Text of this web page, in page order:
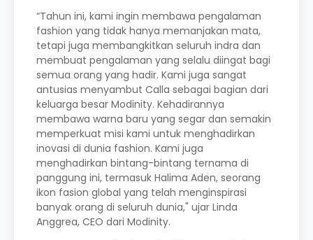
“Tahun ini, kami ingin membawa pengalaman
fashion yang tidak hanya memanjakan mata,
tetapi juga membangkitkan seluruh indra dan
membuat pengalaman yang selalu diingat bagi
semua orang yang hadir. Kami juga sangat
antusias menyambut Calla sebagai bagian dari
keluarga besar Modinity. Kehadirannya
membawa warna baru yang segar dan semakin
memperkuat misi kami untuk menghadirkan
inovasi di dunia fashion. Kami juga
menghadirkan bintang-bintang ternama di
panggung ini, termasuk Halima Aden, seorang
ikon fasion global yang telah menginspirasi
banyak orang di seluruh dunia," ujar Linda
Anggrea, CEO dari Modinity.